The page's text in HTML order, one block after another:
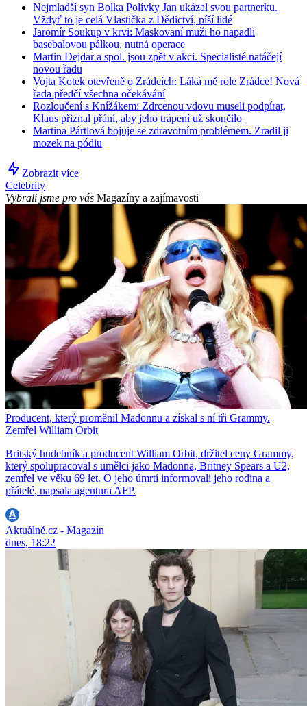
Nejmladší syn Bolka Polívky Jan ukázal svou partnerku.
Vždyť to je celá Vlastička z Dědictví, píší lidé
Jaromír Soukup v krvi: Maskovaní muži ho napadli
basebalovou pálkou, nutná operace
Martin Dejdar a spol. jsou zpět v akci. Specialisté natáčejí
novou řadu
Vojta Kotek otevřeně o Zrádcích: Láká mě role Zrádce! Nová
řada předčí všechna očekávání
Rozloučení s Knížákem: Zdrcenou vdovu museli podpírat,
Klaus přiznal přání, aby jeho trápení už skončilo
Martina Pártlová bojuje se zdravotním problémem. Zradil ji
mozek na pódiu
Zobrazit více
Celebrity
Vybrali jsme pro vás Magazíny a zajímavosti
Producent, který proměnil Madonnu a získal s ní tři Grammy.
Zemřel William Orbit
Britský hudebník a producent William Orbit, držitel ceny Grammy,
který spolupracoval s umělci jako Madonna, Britney Spears a U2,
zemřel ve věku 69 let. O jeho úmrtí informovali jeho rodina a
přátelé, napsala agentura AFP.
Aktuálně.cz - Magazín
dnes, 18:22